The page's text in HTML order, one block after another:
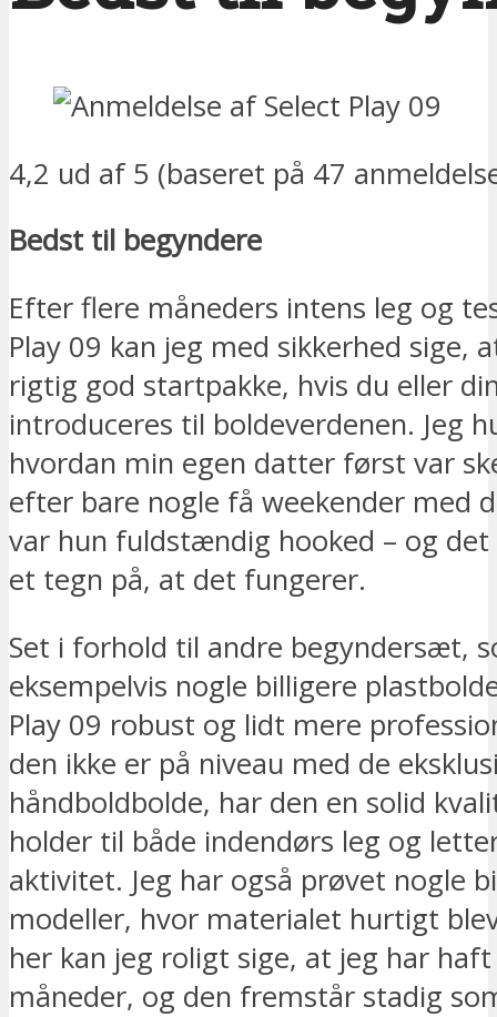
4,2 ud af 5 (baseret på 47
Bedst til begyndere
Efter flere måneders intens leg og
Play 09 kan jeg med sikkerhed sige,
rigtig god startpakke, hvis du eller
introduceres til boldeverdenen. Jeg
hvordan min egen datter først var
efter bare nogle få weekender med
var hun fuldstændig hooked – og
et tegn på, at det fungerer.
Set i forhold til andre begyndersæt,
eksempelvis nogle billigere
Play 09 robust og lidt mere
den ikke er på niveau med de
håndboldbolde, har den en solid
holder til både indendørs leg og
aktivitet. Jeg har også prøvet nogle
modeller, hvor materialet hurtigt
her kan jeg roligt sige, at jeg har
måneder, og den fremstår stadig